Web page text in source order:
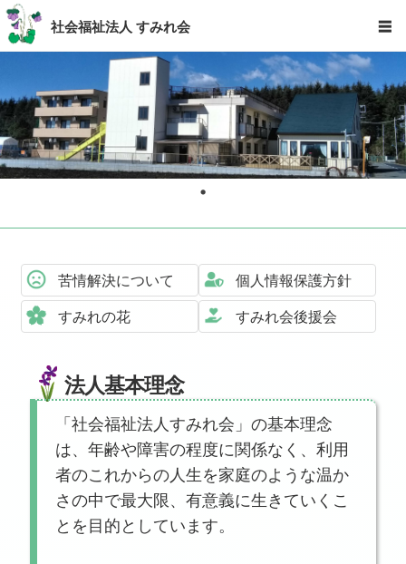
社会福祉法人 すみれ会 ☰
苦情解決について 個人情報保護方針
すみれの花 すみれ会後援会
法人基本理念
「社会福祉法人すみれ会」の基本理念
は、年齢や障害の程度に関係なく、利用
者のこれからの人生を家庭のような温か
さの中で最大限、有意義に生きていくこ
とを目的としています。